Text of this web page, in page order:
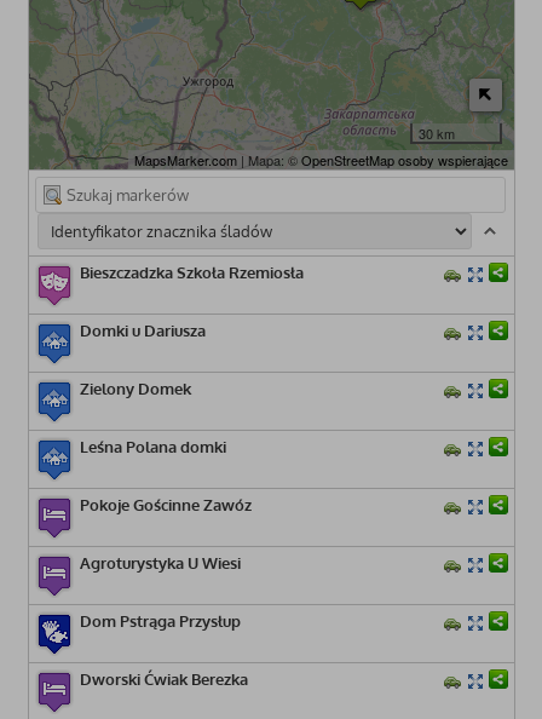
30 km
MapsMarker.com| Mapa: ©OpenStreetMap osoby wspierające
Bieszczadzka Szkoła Rzemiosła
Domki u Dariusza
Zielony Domek
Leśna Polana domki
Pokoje Gościnne Zawóz
Agroturystyka U Wiesi
Dom Pstrąga Przysłup
Dworski Ćwiak Berezka